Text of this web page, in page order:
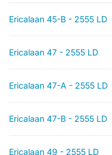
Ericalaan 45-B - 2555 LD
Ericalaan 47 - 2555 LD
Ericalaan 47-A - 2555 LD
Ericalaan 47-B - 2555 LD
Ericalaan 49 - 2555 LD